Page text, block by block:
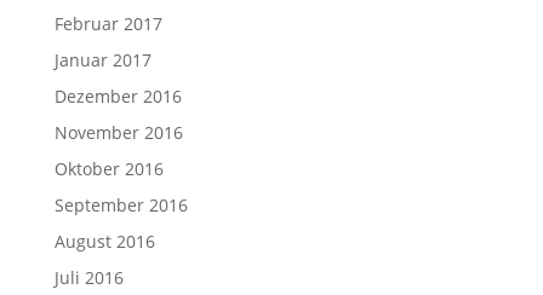
Februar 2017
Januar 2017
Dezember 2016
November 2016
Oktober 2016
September 2016
August 2016
Juli 2016